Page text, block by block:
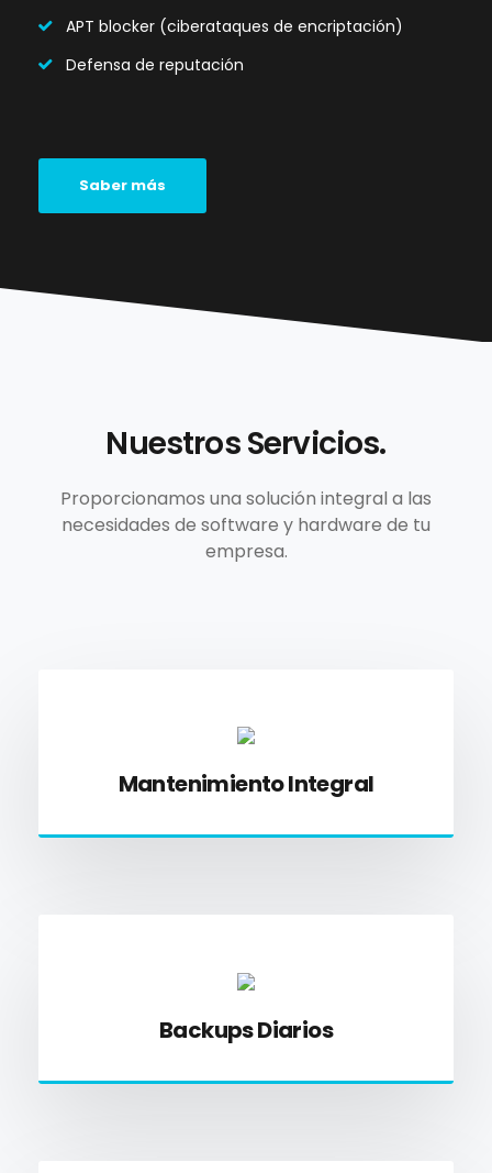
APT blocker (ciberataques de encriptación)
Defensa de reputación
Saber más
Nuestros Servicios.
Proporcionamos una solución integral a las
necesidades de software y hardware de tu
empresa.
Mantenimiento Integral
Backups Diarios